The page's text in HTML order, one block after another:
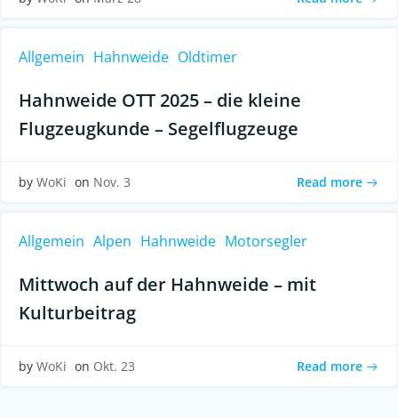
Allgemein Hahnweide Oldtimer
Hahnweide OTT 2025 – die kleine
Flugzeugkunde – Segelflugzeuge
by WoKi on Nov. 3 Read more
Allgemein Alpen Hahnweide Motorsegler
Mittwoch auf der Hahnweide – mit
Kulturbeitrag
by WoKi on Okt. 23 Read more